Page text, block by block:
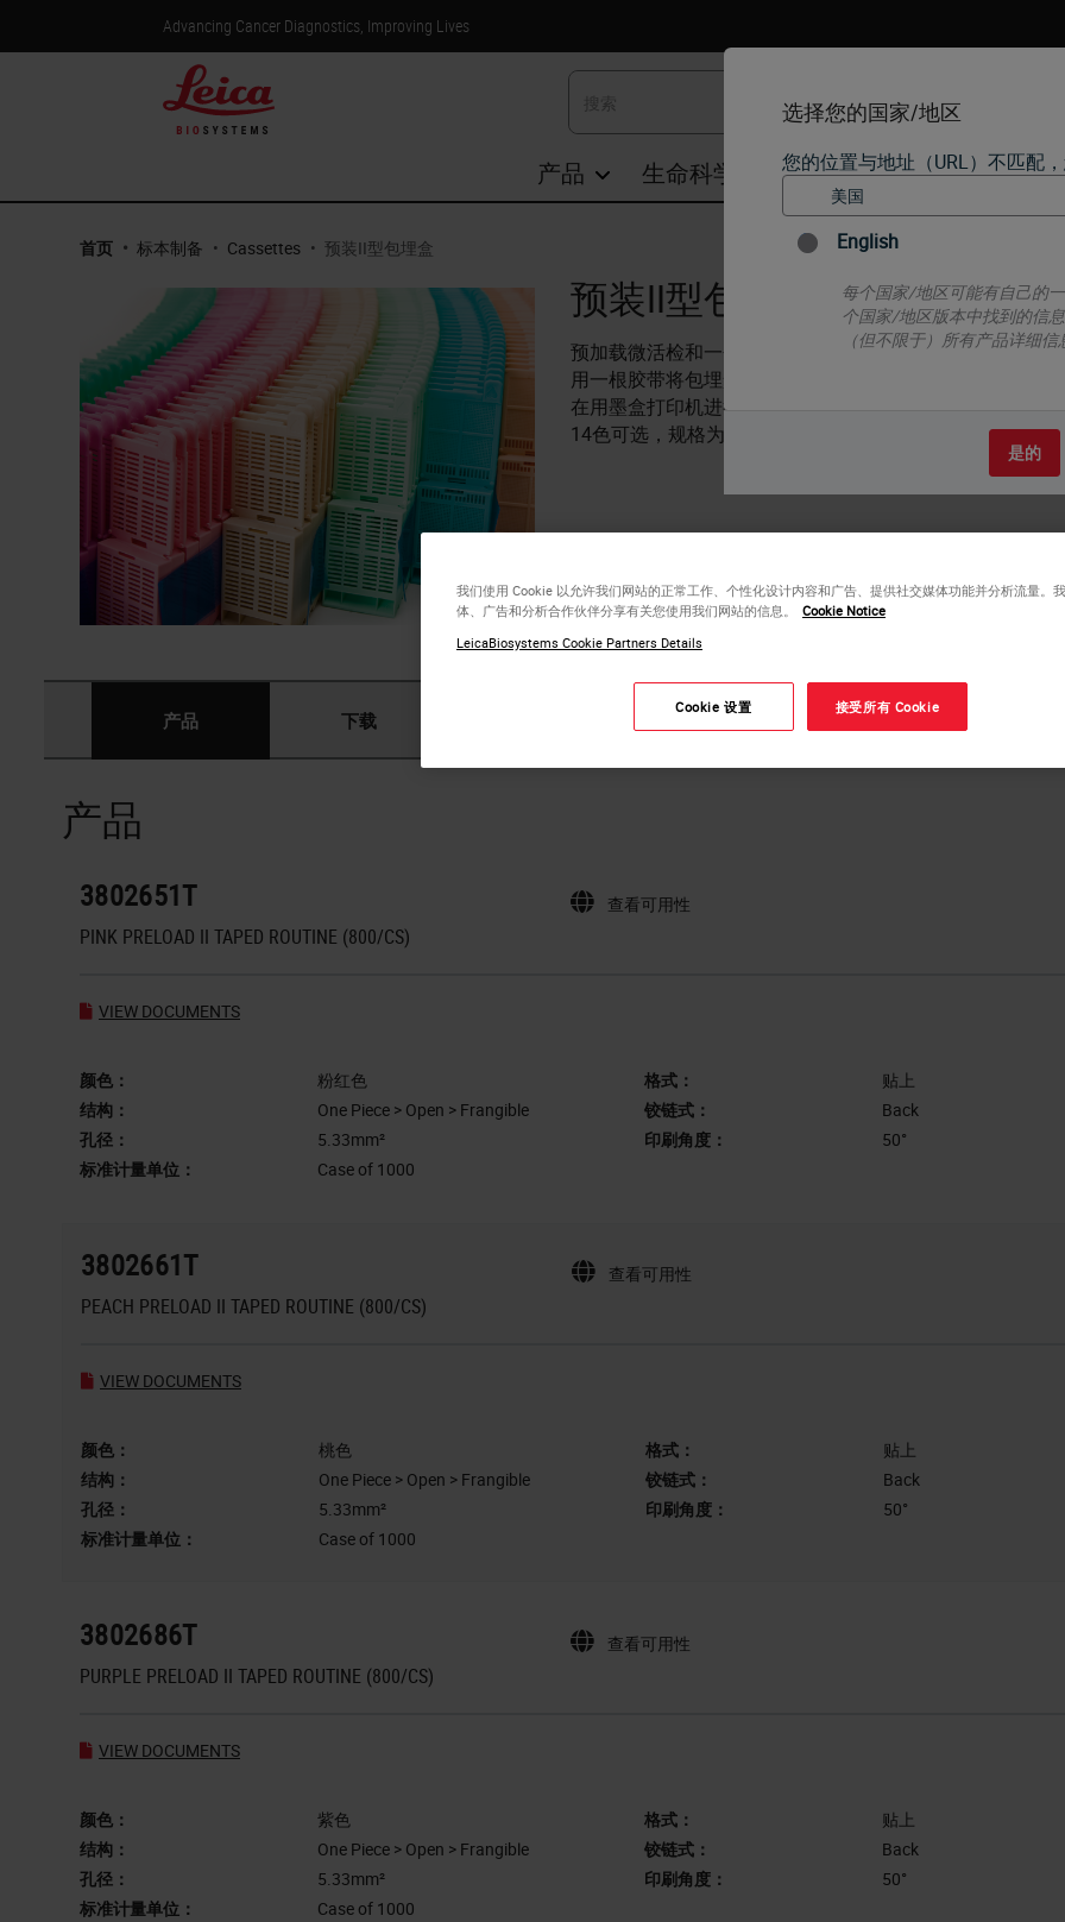
Advancing Cancer Diagnostics, Improving Lives
选择您的国家/地区
您的位置与地址（URL）不匹配
English
每个国家/地区可能有自己的
个国家/地区版本中找到的信
（但不限于）所有产品详细
是的
产品 生命科学 教育 支持 联系我们
首页 • 标本制备 • Cassettes • 预装II型包埋盒
预装II型包埋盒
预加载微活检和一个体式包埋盒是用胶带连在一起的
用一根胶带将包埋盒连在一起，保持包埋盒打印机需要打印
在用墨盒打印机进行打印时，将每条包埋盒装进打印机后撕
14色可选，规格为800个
产品 下载
产品
3802651T
PINK PRELOAD II TAPED ROUTINE (800/CS)
查看可用性
VIEW DOCUMENTS
颜色： 粉红色 格式：
贴上
结构：
One Piece > Open > Frangible 铰链式：
Back
孔径：
5.33mm² 印刷角度：
50°
标准计量单位：
Case of 1000
3802661T
PEACH PRELOAD II TAPED ROUTINE (800/CS)
查看可用性
VIEW DOCUMENTS
颜色： 桃色 格式：
贴上
结构：
One Piece > Open > Frangible 铰链式：
Back
孔径：
5.33mm² 印刷角度：
50°
标准计量单位：
Case of 1000
3802686T
PURPLE PRELOAD II TAPED ROUTINE (800/CS)
查看可用性
VIEW DOCUMENTS
颜色： 紫色 格式：
贴上
结构：
One Piece > Open > Frangible 铰链式：
Back
孔径：
5.33mm² 印刷角度：
50°
标准计量单位：
Case of 1000
我们使用 Cookie 以允许我们网站的正常工作、个性化设计内容和广告、提供社交媒体功能并分析流量。
体、广告和分析合作伙伴分享有关您使用我们网站的信息。
Cookie Notice
LeicaBiosystems Cookie Partners Details
Cookie 设置 接受所有 Cookie